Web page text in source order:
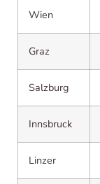
Wien
Graz
Salzburg
Innsbruck
Linzer